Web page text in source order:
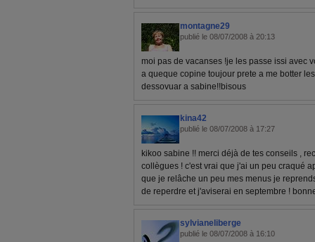
montagne29
publié le 08/07/2008 à 20:13
moi pas de vacanses !je les passe issi avec
a queque copine toujour prete a me botter
dessovuar a sabine!!bisous
kina42
publié le 08/07/2008 à 17:27
kikoo sabine !! merci déjà de tes conseils ,
collègues ! c'est vrai que j'ai un peu craqué
que je relâche un peu mes menus je
de reperdre et j'aviserai en septembre !
sylvianeliberge
publié le 08/07/2008 à 16:10